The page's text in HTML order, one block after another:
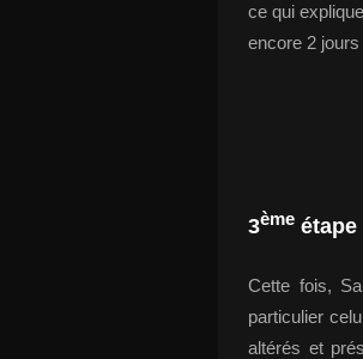
ce qui
encore 2 jours
3ème
Cette fois,
particulier
altérés et